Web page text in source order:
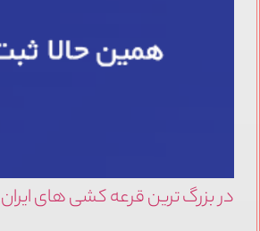
در بزرگ ترین قرعه کشی های